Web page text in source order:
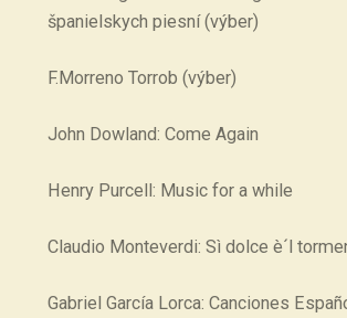
španielskych piesní (výber)
F.Morreno Torrob (výber)
John Dowland: Come Again
Henry Purcell: Music for a while
Claudio Monteverdi: Sì dolce è´l
Gabriel García Lorca: Canciones